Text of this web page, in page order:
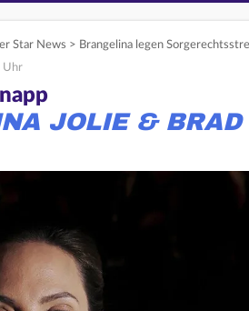
Star News > Brangelina legen
Uhr
JOLIE &